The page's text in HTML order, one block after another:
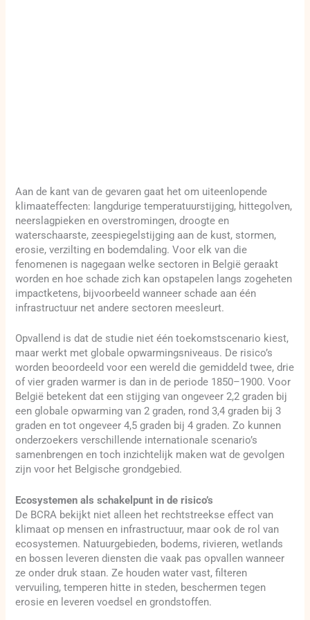
Aan de kant van de gevaren gaat het om uiteenlopende
klimaateffecten: langdurige temperatuurstijging, hittegolven,
neerslagpieken en overstromingen, droogte en
waterschaarste, zeespiegelstijging aan de kust, stormen,
erosie, verzilting en bodemdaling. Voor elk van die
fenomenen is nagegaan welke sectoren in België geraakt
worden en hoe schade zich kan opstapelen langs zogeheten
impactketens, bijvoorbeeld wanneer schade aan één
infrastructuur net andere sectoren meesleurt.
Opvallend is dat de studie niet één toekomstscenario kiest,
maar werkt met globale opwarmingsniveaus. De risico’s
worden beoordeeld voor een wereld die gemiddeld twee, drie
of vier graden warmer is dan in de periode 1850–1900. Voor
België betekent dat een stijging van ongeveer 2,2 graden bij
een globale opwarming van 2 graden, rond 3,4 graden bij 3
graden en tot ongeveer 4,5 graden bij 4 graden. Zo kunnen
onderzoekers verschillende internationale scenario’s
samenbrengen en toch inzichtelijk maken wat de gevolgen
zijn voor het Belgische grondgebied.
Ecosystemen als schakelpunt in de risico’s
De BCRA bekijkt niet alleen het rechtstreekse effect van
klimaat op mensen en infrastructuur, maar ook de rol van
ecosystemen. Natuurgebieden, bodems, rivieren, wetlands
en bossen leveren diensten die vaak pas opvallen wanneer
ze onder druk staan. Ze houden water vast, filteren
vervuiling, temperen hitte in steden, beschermen tegen
erosie en leveren voedsel en grondstoffen.